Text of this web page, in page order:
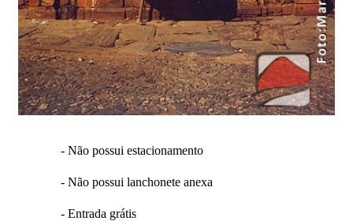
- Não possui estacionamento
- Não possui lanchonete anexa
- Entrada grátis